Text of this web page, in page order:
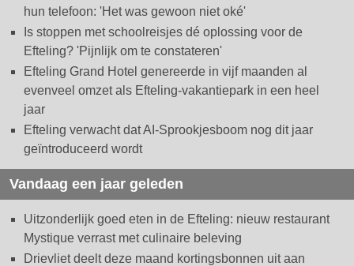
hun telefoon: 'Het was gewoon niet oké'
Is stoppen met schoolreisjes dé oplossing voor de
Efteling? 'Pijnlijk om te constateren'
Efteling Grand Hotel genereerde in vijf maanden al
evenveel omzet als Efteling-vakantiepark in een heel
jaar
Efteling verwacht dat AI-Sprookjesboom nog dit jaar
geïntroduceerd wordt
Vandaag een jaar geleden
Uitzonderlijk goed eten in de Efteling: nieuw restaurant
Mystique verrast met culinaire beleving
Drievliet deelt deze maand kortingsbonnen uit aan